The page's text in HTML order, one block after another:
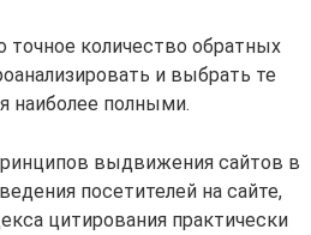
точное количество обратных
и выбрать те
наиболее полными.
выдвижения сайтов в
посетителей на сайте,
цитирования практически